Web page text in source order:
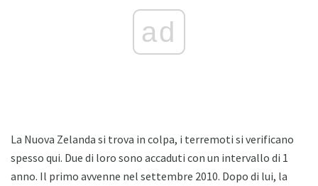
ad
La Nuova Zelanda si trova in colpa, i terremoti si verificano
spesso qui. Due di loro sono accaduti con un intervallo di 1
anno. Il primo avvenne nel settembre 2010. Dopo di lui, la